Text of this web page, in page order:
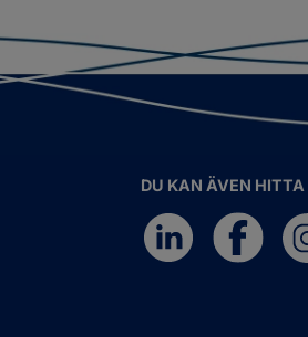
DU KAN ÄVEN HITTA